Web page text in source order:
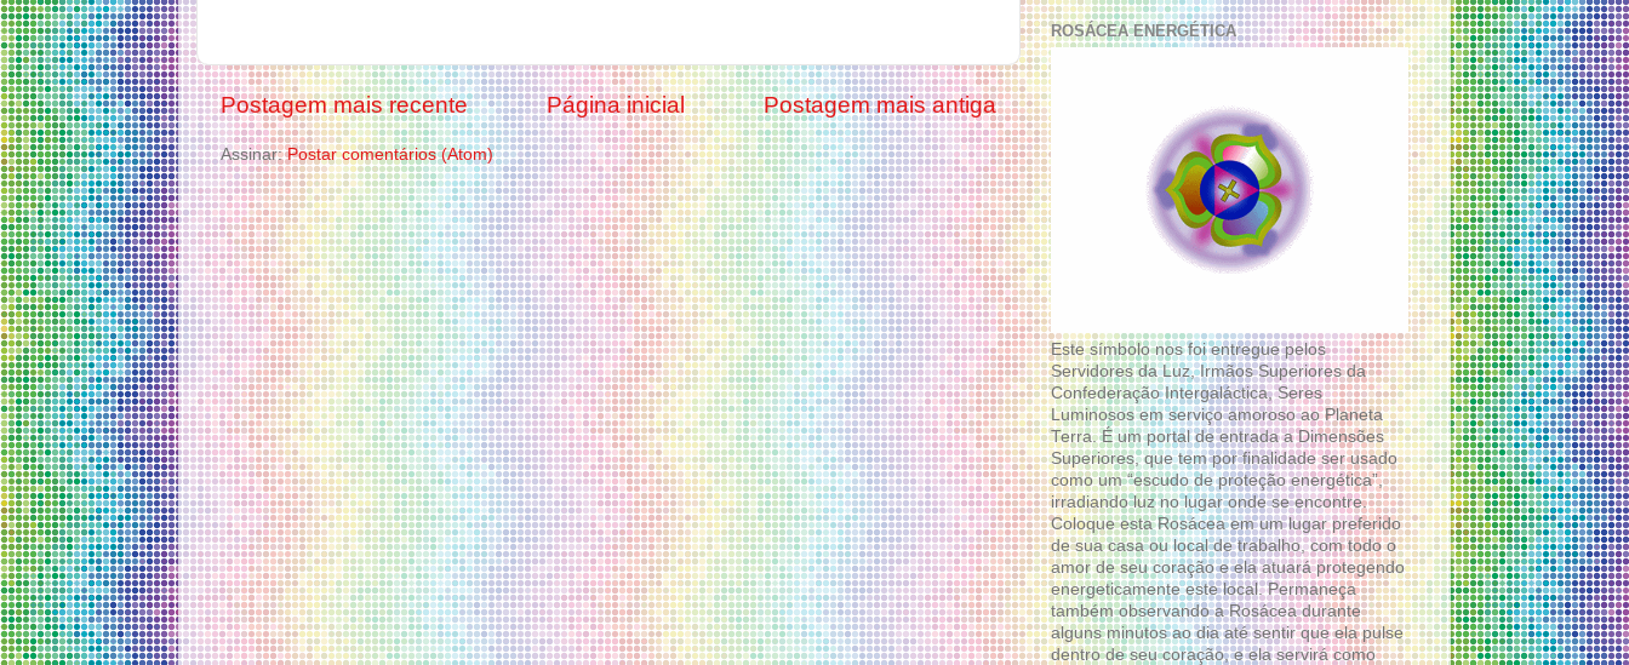
Postagem mais recente Postagem mais antiga
Página inicial
Assinar:Postar comentários (Atom)
ROSÁCEA ENERGÉTICA
Este símbolo nos foi entregue pelos
Servidores da Luz, Irmãos Superiores da
Confederação Intergaláctica, Seres
Luminosos em serviço amoroso ao Planeta
Terra. É um portal de entrada a Dimensões
Superiores, que tem por finalidade ser usado
como um “escudo de proteção energética”,
irradiando luz no lugar onde se encontre.
Coloque esta Rosácea em um lugar preferido
de sua casa ou local de trabalho, com todo o
amor de seu coração e ela atuará protegendo
energeticamente este local. Permaneça
também observando a Rosácea durante
alguns minutos ao dia até sentir que ela pulse
dentro de seu coração, e ela servirá como